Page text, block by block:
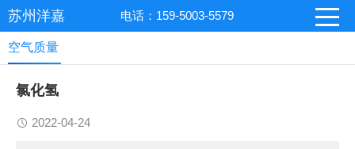
苏州洋嘉 电话：159-5003-5579
空气质量
氯化氢
2022-04-24